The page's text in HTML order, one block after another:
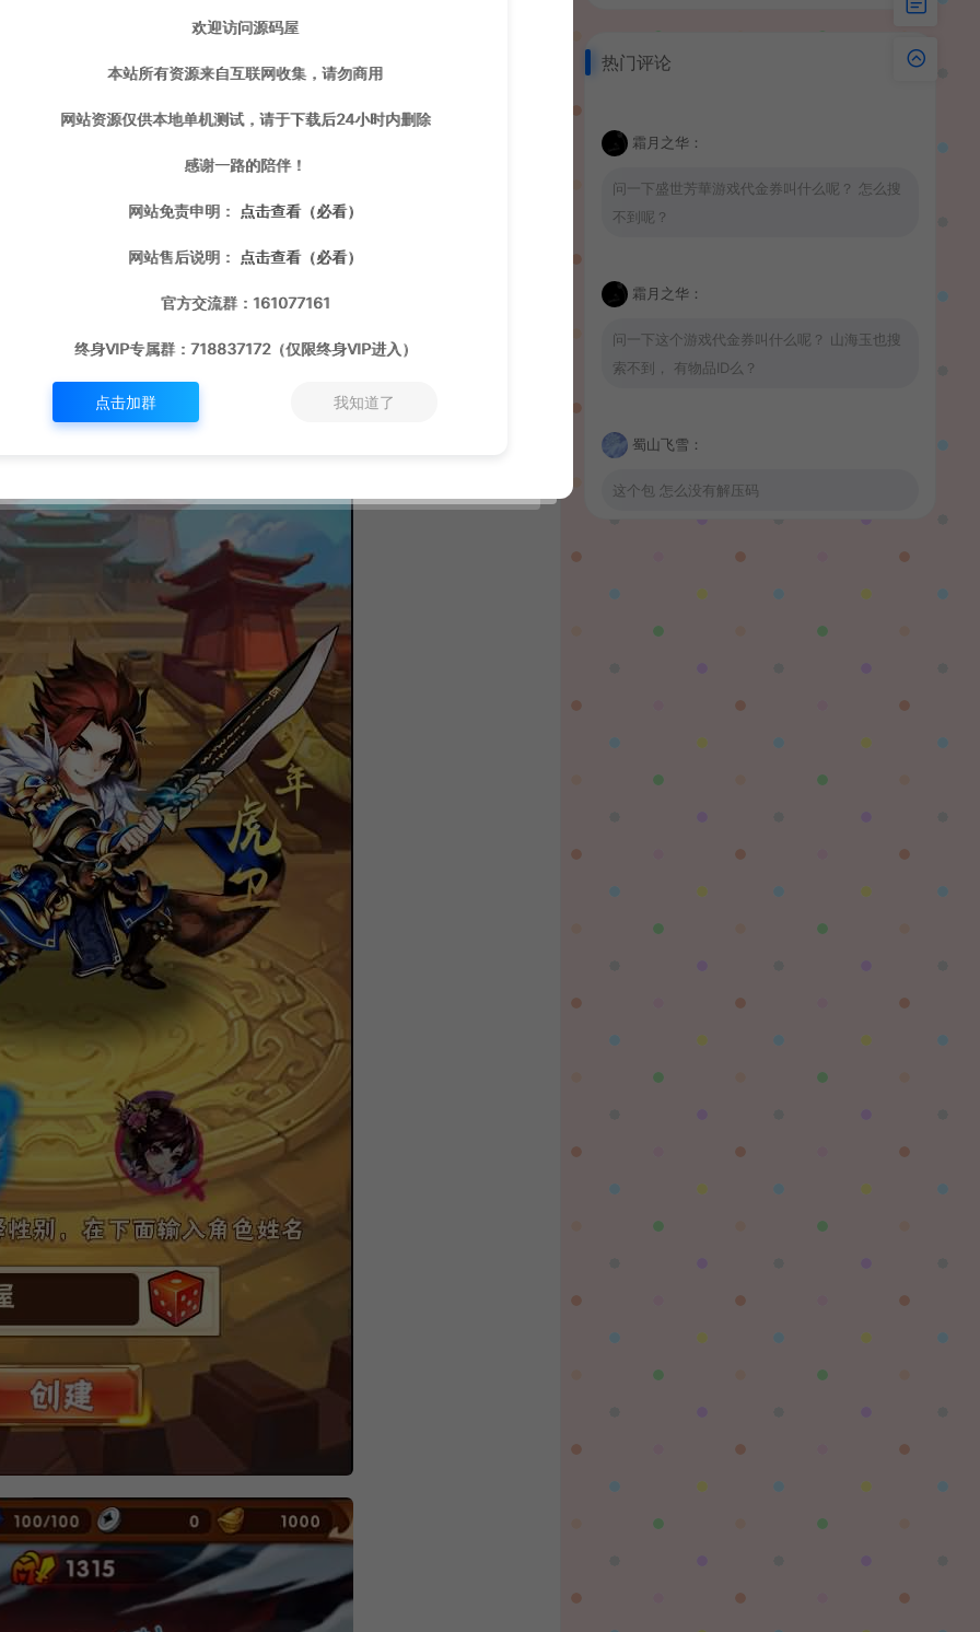
热门评论
霜月之华：
问一下盛世芳華游戏代金券叫什么呢？ 怎么搜
不到呢？
霜月之华：
问一下这个游戏代金券叫什么呢？ 山海玉也搜
索不到， 有物品ID么？
蜀山飞雪：
这个包 怎么没有解压码
问一下这个游戏代金券叫什么呢？GM后台搜不
欢迎访问源码屋
本站所有资源来自互联网收集，请勿商用
网站资源仅供本地单机测试，请于下载后24小时内删除
感谢一路的陪伴！
网站免责申明： 点击查看（必看）
网站售后说明： 点击查看（必看）
官方交流群：161077161
终身VIP专属群：718837172（仅限终身VIP进入）
点击加群 我知道了